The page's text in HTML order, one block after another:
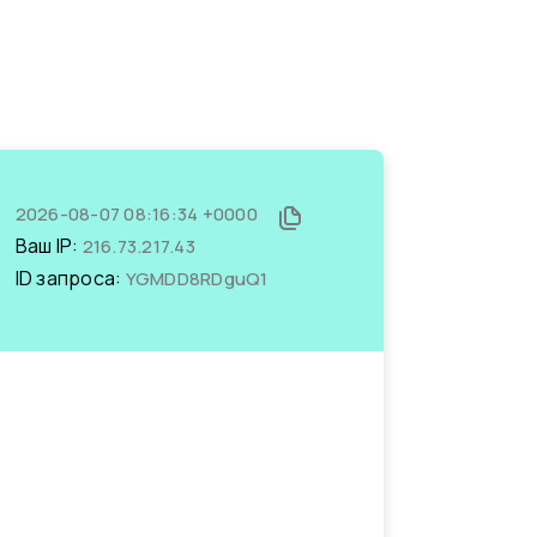
2026-08-07 08:16:34 +0000
Ваш IP: 216.73.217.43
ID запроса: YGMDD8RDguQ1